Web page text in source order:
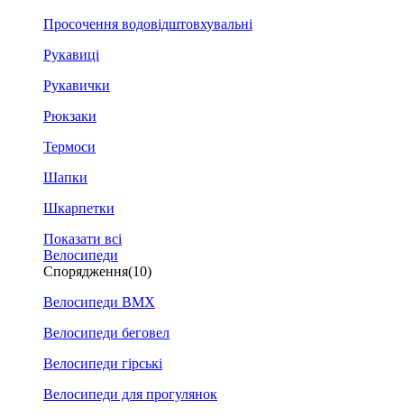
Просочення водовідштовхувальні
Рукавиці
Рукавички
Рюкзаки
Термоси
Шапки
Шкарпетки
Показати всі
Велосипеди
Спорядження(10)
Велосипеди BMX
Велосипеди беговел
Велосипеди гірські
Велосипеди для прогулянок